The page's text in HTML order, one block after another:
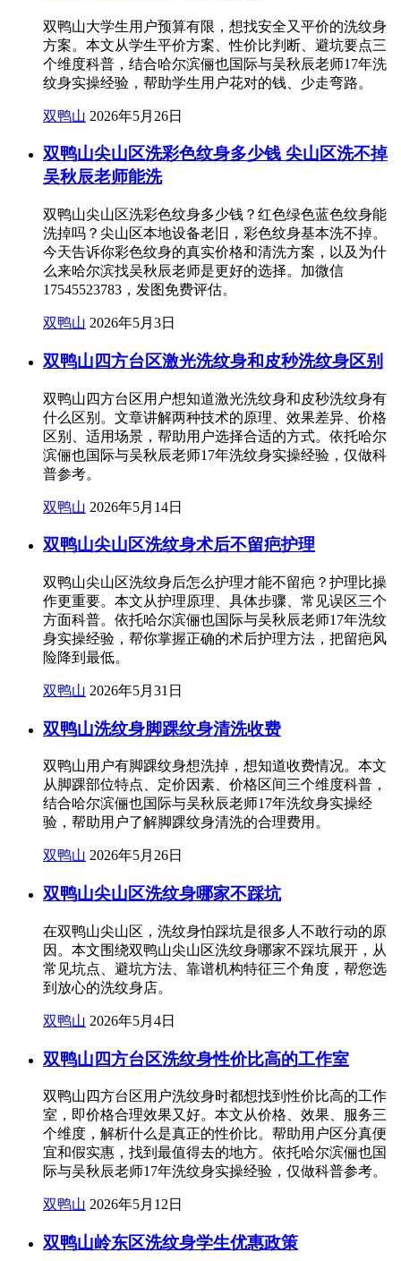
双鸭山大学生用户预算有限，想找安全又平价的洗纹身
方案。本文从学生平价方案、性价比判断、避坑要点三
个维度科普，结合哈尔滨俪也国际与吴秋辰老师17年洗
纹身实操经验，帮助学生用户花对的钱、少走弯路。
双鸭山 2026年5月26日
双鸭山尖山区洗彩色纹身多少钱 尖山区洗不掉
吴秋辰老师能洗
双鸭山尖山区洗彩色纹身多少钱？红色绿色蓝色纹身能
洗掉吗？尖山区本地设备老旧，彩色纹身基本洗不掉。
今天告诉你彩色纹身的真实价格和清洗方案，以及为什
么来哈尔滨找吴秋辰老师是更好的选择。加微信
17545523783，发图免费评估。
双鸭山 2026年5月3日
双鸭山四方台区激光洗纹身和皮秒洗纹身区别
双鸭山四方台区用户想知道激光洗纹身和皮秒洗纹身有
什么区别。文章讲解两种技术的原理、效果差异、价格
区别、适用场景，帮助用户选择合适的方式。依托哈尔
滨俪也国际与吴秋辰老师17年洗纹身实操经验，仅做科
普参考。
双鸭山 2026年5月14日
双鸭山尖山区洗纹身术后不留疤护理
双鸭山尖山区洗纹身后怎么护理才能不留疤？护理比操
作更重要。本文从护理原理、具体步骤、常见误区三个
方面科普。依托哈尔滨俪也国际与吴秋辰老师17年洗纹
身实操经验，帮你掌握正确的术后护理方法，把留疤风
险降到最低。
双鸭山 2026年5月31日
双鸭山洗纹身脚踝纹身清洗收费
双鸭山用户有脚踝纹身想洗掉，想知道收费情况。本文
从脚踝部位特点、定价因素、价格区间三个维度科普，
结合哈尔滨俪也国际与吴秋辰老师17年洗纹身实操经
验，帮助用户了解脚踝纹身清洗的合理费用。
双鸭山 2026年5月26日
双鸭山尖山区洗纹身哪家不踩坑
在双鸭山尖山区，洗纹身怕踩坑是很多人不敢行动的原
因。本文围绕双鸭山尖山区洗纹身哪家不踩坑展开，从
常见坑点、避坑方法、靠谱机构特征三个角度，帮您选
到放心的洗纹身店。
双鸭山 2026年5月4日
双鸭山四方台区洗纹身性价比高的工作室
双鸭山四方台区用户洗纹身时都想找到性价比高的工作
室，即价格合理效果又好。本文从价格、效果、服务三
个维度，解析什么是真正的性价比。帮助用户区分真便
宜和假实惠，找到最值得去的地方。依托哈尔滨俪也国
际与吴秋辰老师17年洗纹身实操经验，仅做科普参考。
双鸭山 2026年5月12日
双鸭山岭东区洗纹身学生优惠政策